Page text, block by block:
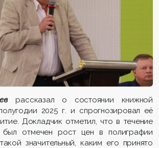
рассказал о состоянии книжной
2025 г. и спрогнозировал её
Докладчик отметил, что в течение
отмечен рост цен в полиграфии
значительный, каким его принято